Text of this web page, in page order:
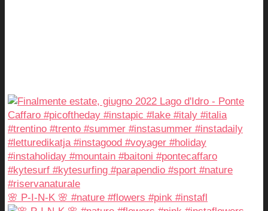
🌸 P-I-N-K 🌸 #nature #flowers #pink #instafl